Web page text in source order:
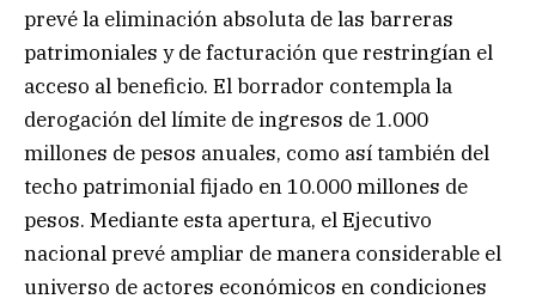
prevé la eliminación absoluta de las barreras
patrimoniales y de facturación que restringían el
acceso al beneficio. El borrador contempla la
derogación del límite de ingresos de 1.000
millones de pesos anuales, como así también del
techo patrimonial fijado en 10.000 millones de
pesos. Mediante esta apertura, el Ejecutivo
nacional prevé ampliar de manera considerable el
universo de actores económicos en condiciones